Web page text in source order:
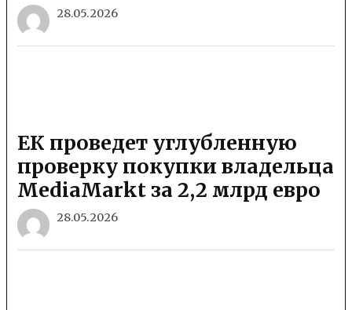
28.05.2026
ЕК проведет углубленную
проверку покупки владельца
MediaMarkt за 2,2 млрд евро
28.05.2026